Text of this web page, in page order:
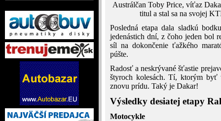
Austrálčan Toby Price, víťaz
titul a stal sa na svojej
Posledná etapa dala sladkú
jedenástich dní, z čoho jeden bol
síl na dokončenie ťažkého
púšte.
Radosť a neskrývané šťastie
štyroch kolesách. Tí, ktorým byť
znovu prídu. Taký je Dakar!
Výsledky desiatej etapy
Motocykle